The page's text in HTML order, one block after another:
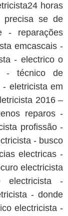
horas
precisa se de
- reparações
emcascais -
- electrico o
- técnico de
eletricista em
2016 –
reparos -
profissão -
- busco
electricas -
electricista
electricista -
- donde
electricista -